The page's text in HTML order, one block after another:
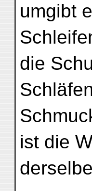
umgibt
die
ist die